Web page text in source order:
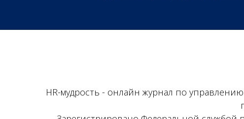
HR-мудрость - онлайн журнал по